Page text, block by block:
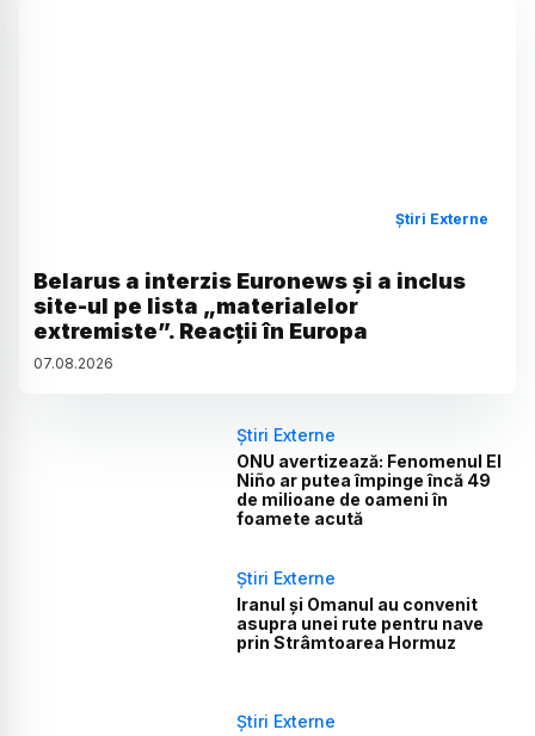
Știri Externe
Belarus a interzis Euronews și a inclus
site-ul pe lista „materialelor
extremiste”. Reacții în Europa
07.08.2026
Știri Externe
ONU avertizează: Fenomenul El
Niño ar putea împinge încă 49
de milioane de oameni în
foamete acută
Știri Externe
Iranul și Omanul au convenit
asupra unei rute pentru nave
prin Strâmtoarea Hormuz
Știri Externe